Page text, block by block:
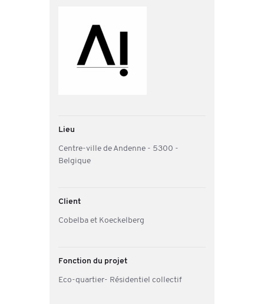
Lieu
Centre-ville de Andenne - 5300 -
Belgique
Client
Cobelba et Koeckelberg
Fonction du projet
Eco-quartier- Résidentiel collectif